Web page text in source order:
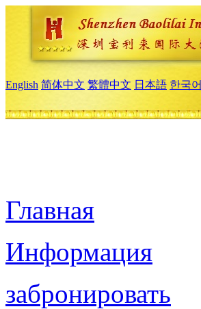
English 简体中文 繁體中文 日本語 한국어
Главная
Информация
забронировать